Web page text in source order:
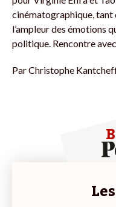
cinématographique, tant
l’ampleur des émotions
politique. Rencontre
ParChristophe